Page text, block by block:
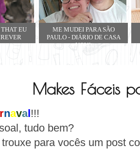
EU
ME MUDEI PARA SÃO
PAULO - DIÁRIO DE CASA
NOVA
Makes Fáceis
rnaval!!!
tudo bem?
para vocês um post